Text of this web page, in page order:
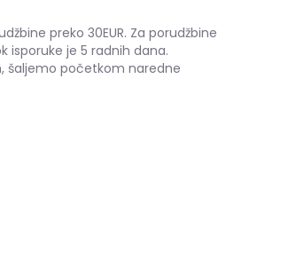
preko 30EUR. Za porudžbine
isporuke je 5 radnih dana.
šaljemo početkom naredne